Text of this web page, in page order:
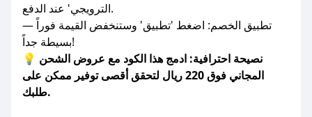
الترويجي' عند الدفع.
تطبيق الخصم: اضغط 'تطبيق' وستنخفض القيمة فوراً —
بسيطة جداً!
💡 نصيحة احترافية: ادمج هذا الكود مع عروض الشحن
المجاني فوق 220 ريال لتحقق أقصى توفير ممكن على
طلبك.